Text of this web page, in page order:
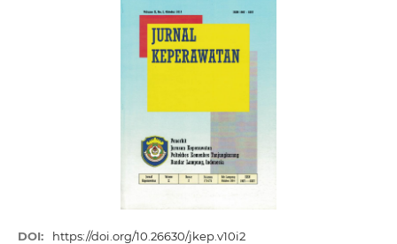
DOI: https://doi.org/10.26630/jkep.v10i2